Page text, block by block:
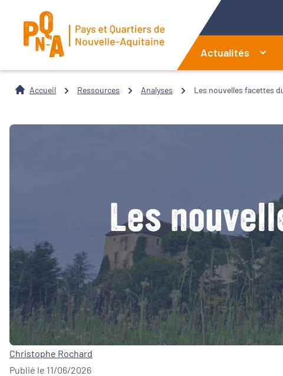
Actualités
Accueil Ressources Analyses Les nouvelles facettes
Les
Christophe Rochard
Publié le 11/06/2026